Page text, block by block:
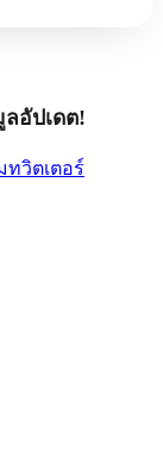
อัปเดต!
ทวิตเตอร์